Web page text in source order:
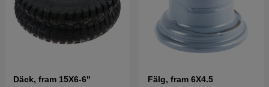
Däck, fram 15X6-6" Fälg, fram 6X4.5